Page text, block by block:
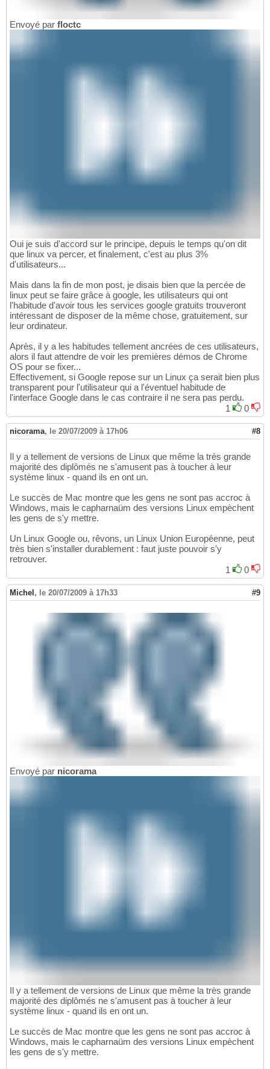
Envoyé par floctc
Oui je suis d'accord sur le principe, depuis le temps qu'on dit
que linux va percer, et finalement, c'est au plus 3%
d'utilisateurs...
Mais dans la fin de mon post, je disais bien que la percée de
linux peut se faire grâce à google, les utilisateurs qui ont
l'habitude d'avoir tous les services google gratuits trouveront
intéressant de disposer de la même chose, gratuitement, sur
leur ordinateur.
Après, il y a les habitudes tellement ancrées de ces utilisateurs,
alors il faut attendre de voir les premières démos de Chrome
OS pour se fixer...
Effectivement, si Google repose sur un Linux ça serait bien plus
transparent pour l'utilisateur qui a l'éventuel habitude de
l'interface Google dans le cas contraire il ne sera pas perdu.
1
0
nicorama, le 20/07/2009 à 17h06 #8
Il y a tellement de versions de Linux que même la très grande
majorité des diplômés ne s'amusent pas à toucher à leur
système linux - quand ils en ont un.
Le succès de Mac montre que les gens ne sont pas accroc à
Windows, mais le capharnaüm des versions Linux empèchent
les gens de s'y mettre.
Un Linux Google ou, rêvons, un Linux Union Européenne, peut
très bien s'installer durablement : faut juste pouvoir s'y
retrouver.
1
0
Michel , le 20/07/2009 à 17h33 #9
Envoyé par nicorama
Il y a tellement de versions de Linux que même la très grande
majorité des diplômés ne s'amusent pas à toucher à leur
système linux - quand ils en ont un.
Le succès de Mac montre que les gens ne sont pas accroc à
Windows, mais le capharnaüm des versions Linux empèchent
les gens de s'y mettre.